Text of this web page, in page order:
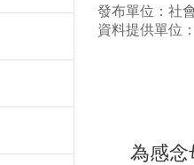
發布單位：社
資料提供單位
為感念